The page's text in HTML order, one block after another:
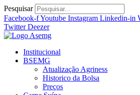
Ir
para
o
conteúdo
Pesquisar
Facebook-fYoutube Instagram Linkedin-in
Twitter Deezer
Institucional
BSEMG
Atualização Agriness
Historico da Bolsa
Preços